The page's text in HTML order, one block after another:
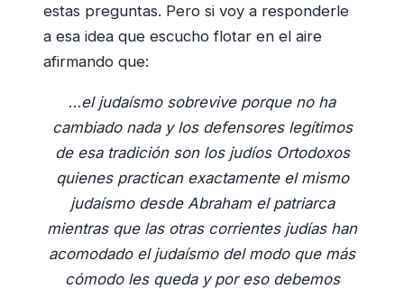
estas preguntas. Pero si voy a responderle
a esa idea que escucho flotar en el aire
afirmando que:
…el judaísmo sobrevive porque no ha
cambiado nada y los defensores legítimos
de esa tradición son los judíos Ortodoxos
quienes practican exactamente el mismo
judaísmo desde Abraham el patriarca
mientras que las otras corrientes judías han
acomodado el judaísmo del modo que más
cómodo les queda y por eso debemos